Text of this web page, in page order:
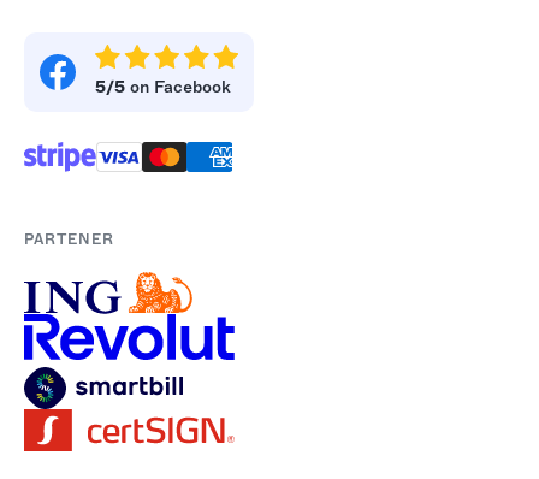
5/5 on Facebook
PARTENER